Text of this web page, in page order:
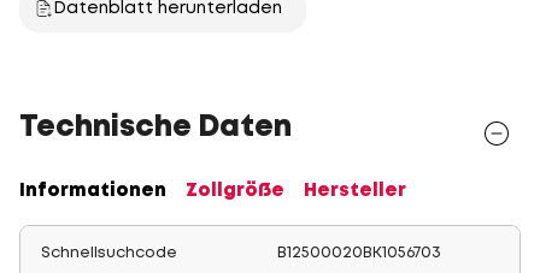
Datenblatt herunterladen
Technische Daten
Informationen Zollgröße Hersteller
Schnellsuchcode B12500020BK1056703